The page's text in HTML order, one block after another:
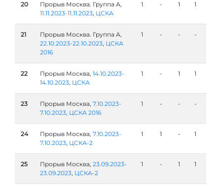
20
Прорыв Москва. Группа А,
11.11.2023-11.11.2023, ЦСКА
1 - 1 1
21
Прорыв Москва. Группа А,
22.10.2023-22.10.2023, ЦСКА
2016
1 - - -
22 Прорыв Москва, 14.10.2023-
14.10.2023, ЦСКА
1 - 1 1
23 Прорыв Москва, 7.10.2023-
7.10.2023, ЦСКА 2016
1 - - -
24 Прорыв Москва, 7.10.2023-
7.10.2023, ЦСКА-2
1 1 - 1
25 Прорыв Москва, 23.09.2023-
23.09.2023, ЦСКА-2
1 - 1 1